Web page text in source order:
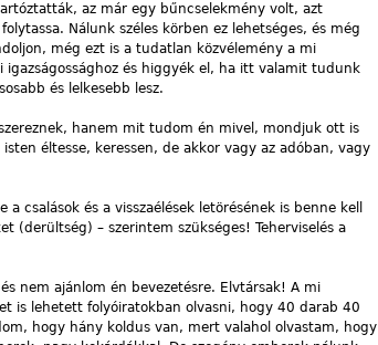
az már egy bűncselekmény volt, azt
Nálunk széles körben ez lehetséges, és még
még ezt is a tudatlan közvélemény a mi
és higgyék el, ha itt valamit tudunk
és lelkesebb lesz.
hanem mit tudom én mivel, mondjuk ott is
éltesse, keressen, de akkor vagy az adóban, vagy
csalások és a visszaélések letörésének is benne kell
(derültség) – szerintem szükséges! Teherviselés a
nem ajánlom én bevezetésre. Elvtársak! A mi
is lehetett folyóiratokban olvasni, hogy 40 darab 40
hogy hány koldus van, mert valahol olvastam, hogy